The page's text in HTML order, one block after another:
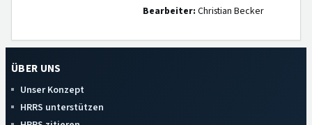
Bearbeiter: Christian Becker
ÜBER UNS
Unser Konzept
HRRS unterstützen